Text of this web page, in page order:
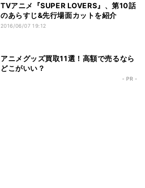
TVアニメ『SUPER LOVERS』、第10話
のあらすじ&先行場面カットを紹介
2016/06/07 19:12
アニメグッズ買取11選！高額で売るなら
どこがいい？
- PR -